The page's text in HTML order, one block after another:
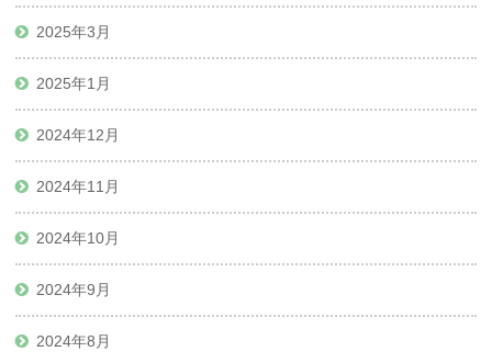
2025年3月
2025年1月
2024年12月
2024年11月
2024年10月
2024年9月
2024年8月